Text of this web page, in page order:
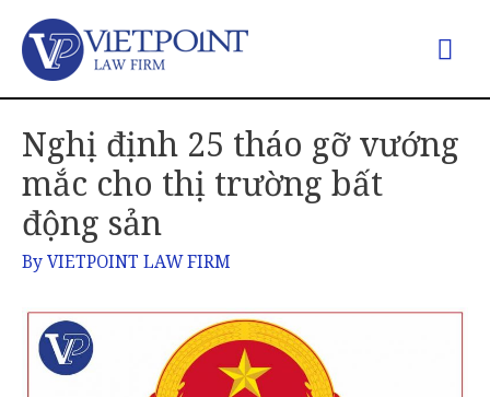
Nghị định 25 tháo gỡ vướng
mắc cho thị trường bất
động sản
ByVIETPOINT LAW FIRM